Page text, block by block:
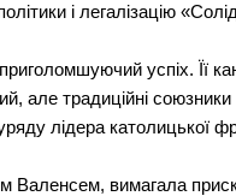
і легалізацію
успіх. Її
але традиційні
лідера католицької
вимагала